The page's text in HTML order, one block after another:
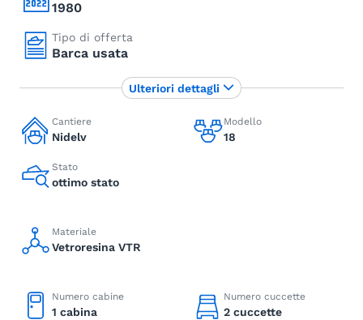
1980
Tipo di offerta
Barca usata
Cantiere
Nidelv
Modello
18
Stato
ottimo stato
Materiale
Vetroresina VTR
Numero cabine
1 cabina
Numero cuccette
2 cuccette
Ulteriori dettagli